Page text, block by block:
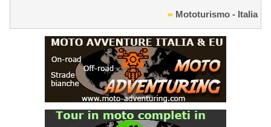
Mototurismo - Italia